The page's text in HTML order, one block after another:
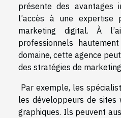
présente des avantages
l’accès à une expertise
marketing digital. À
professionnels
domaine, cette agence
des stratégies de
Par exemple, les
les développeurs de
graphiques. Ils peuvent